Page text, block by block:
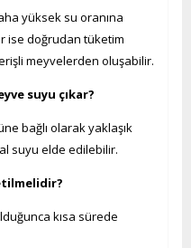
yüksek su oranına
ise doğrudan tüketim
meyvelerden oluşabilir.
suyu çıkar?
bağlı olarak yaklaşık
suyu elde edilebilir.
kısa sürede